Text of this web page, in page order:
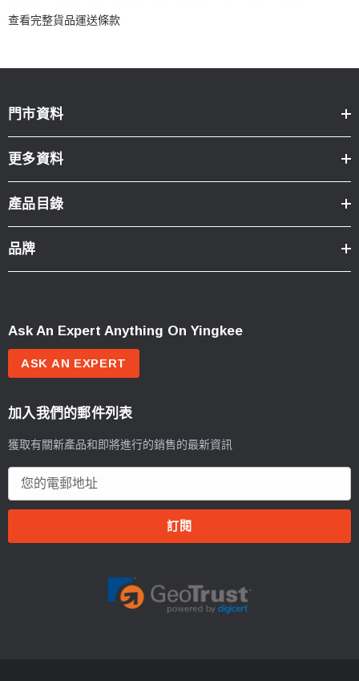
查看完整貨品運送條款
門市資料
更多資料
產品目錄
品牌
Ask An Expert Anything On Yingkee
ASK AN EXPERT
加入我們的郵件列表
獲取有關新產品和即將進行的銷售的最新資訊
郵